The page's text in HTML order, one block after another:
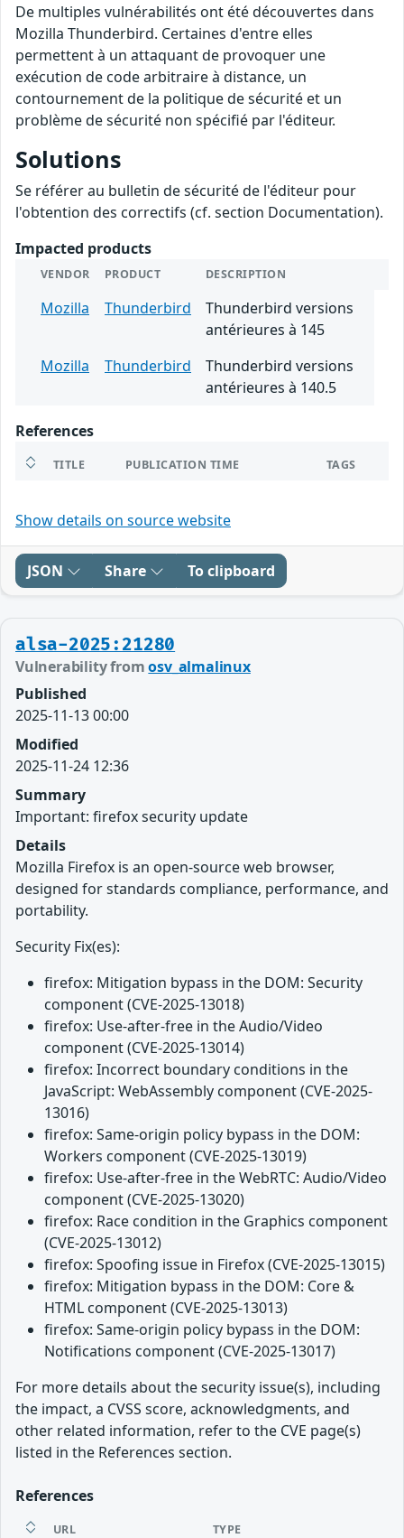
De multiples vulnérabilités ont été découvertes dans
Mozilla Thunderbird. Certaines d'entre elles
permettent à un attaquant de provoquer une
exécution de code arbitraire à distance, un
contournement de la politique de sécurité et un
problème de sécurité non spécifié par l'éditeur.
Solutions
Se référer au bulletin de sécurité de l'éditeur pour
l'obtention des correctifs (cf. section Documentation).
Impacted products
VENDOR PRODUCT DESCRIPTION
Mozilla Thunderbird
Thunderbird versions
antérieures à 145
Mozilla
Thunderbird
Thunderbird versions
antérieures à 140.5
References
TITLE PUBLICATION TIME TAGS
Show details on source website
JSON Share To clipboard
alsa-2025:21280
Vulnerability fromosv_almalinux
Published
2025-11-13 00:00
Modified
2025-11-24 12:36
Summary
Important: firefox security update
Details
Mozilla Firefox is an open-source web browser,
designed for standards compliance, performance, and
portability.
Security Fix(es):
firefox: Mitigation bypass in the DOM: Security
component (CVE-2025-13018)
firefox: Use-after-free in the Audio/Video
component (CVE-2025-13014)
firefox: Incorrect boundary conditions in the
JavaScript: WebAssembly component (CVE-2025-
13016)
firefox: Same-origin policy bypass in the DOM:
Workers component (CVE-2025-13019)
firefox: Use-after-free in the WebRTC: Audio/Video
component (CVE-2025-13020)
firefox: Race condition in the Graphics component
(CVE-2025-13012)
firefox: Spoofing issue in Firefox (CVE-2025-13015)
firefox: Mitigation bypass in the DOM: Core &
HTML component (CVE-2025-13013)
firefox: Same-origin policy bypass in the DOM:
Notifications component (CVE-2025-13017)
For more details about the security issue(s), including
the impact, a CVSS score, acknowledgments, and
other related information, refer to the CVE page(s)
listed in the References section.
References
URL TYPE